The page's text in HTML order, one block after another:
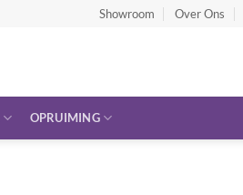
Showroom Over Ons
OPRUIMING